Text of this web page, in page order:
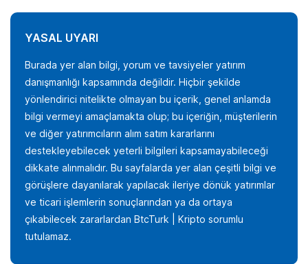
YASAL UYARI
Burada yer alan bilgi, yorum ve tavsiyeler yatırım
danışmanlığı kapsamında değildir. Hiçbir şekilde
yönlendirici nitelikte olmayan bu içerik, genel anlamda
bilgi vermeyi amaçlamakta olup; bu içeriğin, müşterilerin
ve diğer yatırımcıların alım satım kararlarını
destekleyebilecek yeterli bilgileri kapsamayabileceği
dikkate alınmalıdır. Bu sayfalarda yer alan çeşitli bilgi ve
görüşlere dayanılarak yapılacak ileriye dönük yatırımlar
ve ticari işlemlerin sonuçlarından ya da ortaya
çıkabilecek zararlardan BtcTurk | Kripto sorumlu
tutulamaz.